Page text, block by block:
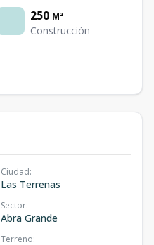
250 M²
Construcción
Ciudad:
Las Terrenas
Sector:
Abra Grande
Terreno: